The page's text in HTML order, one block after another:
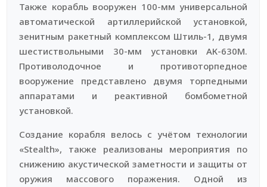
Также корабль вооружен 100-мм универсальной
автоматической артиллерийской установкой,
зенитным ракетный комплексом Штиль-1, двумя
шестиствольными 30-мм установки АК-630М.
Противолодочное и противоторпедное
вооружение представлено двумя торпедными
аппаратами и реактивной бомбометной
установкой.
Создание корабля велось с учётом технологии
«Stealth», также реализованы мероприятия по
снижению акустической заметности и защиты от
оружия массового поражения. Одной из